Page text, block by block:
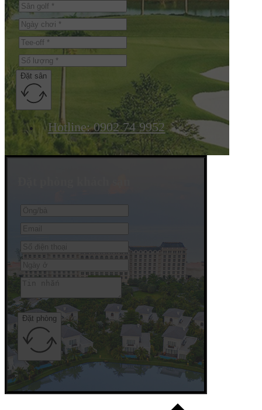
Đặt sân
Hotline: 0902 74 9952
Đặt phòng